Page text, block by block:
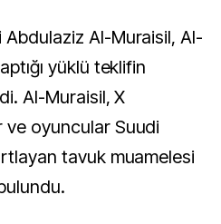
Al-Muraisil, Al-
yüklü teklifin
Al-Muraisil, X
ve oyuncular Suudi
tavuk muamelesi